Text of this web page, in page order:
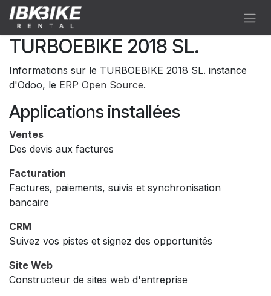
Se rendre au contenu
TURBOEBIKE 2018 SL.
Informations sur le TURBOEBIKE 2018 SL. instance
d'Odoo, le ERP Open Source.
Applications installées
Ventes
Des devis aux factures
Facturation
Factures, paiements, suivis et synchronisation
bancaire
CRM
Suivez vos pistes et signez des opportunités
Site Web
Constructeur de sites web d'entreprise